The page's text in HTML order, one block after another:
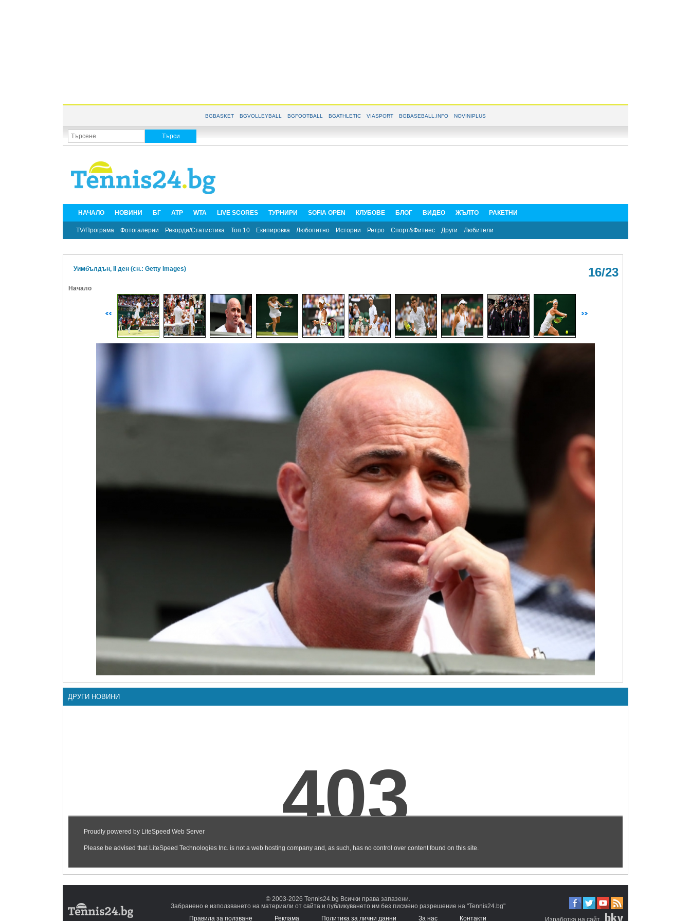
BGBASKET BGVOLLEYBALL BGFOOTBALL BGATHLETIC VIASPORT BGBASEBALL.INFO NOVINIPLUS
НАЧАЛО НОВИНИ БГ ATP WTA LIVE SCORES ТУРНИРИ SOFIA OPEN КЛУБОВЕ БЛОГ ВИДЕО ЖЪЛТО РАКЕТНИ
TV/Програма Фотогалерии Рекорди/Статистика Топ 10 Екипировка Любопитно Истории Ретро Спорт&Фитнес Други Любители
Уимбълдън, II ден (сн.: Getty Images) 16/23
Начало
ДРУГИ НОВИНИ
© 2003-2026 Tennis24.bg Всички права запазени.
Забранено е използването на материали от сайта и публикуването им без писмено разрешение на "Tennis24.bg"
Правила за ползване
Реклама Политика за лични данни За нас Контакти